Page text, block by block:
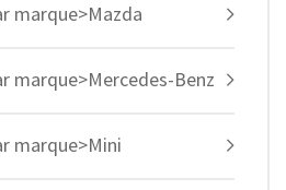
marque>Mazda
marque>Mercedes-Benz
marque>Mini